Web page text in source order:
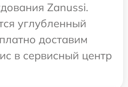
Zanussi.
углубленный
доставим
в сервисный центр